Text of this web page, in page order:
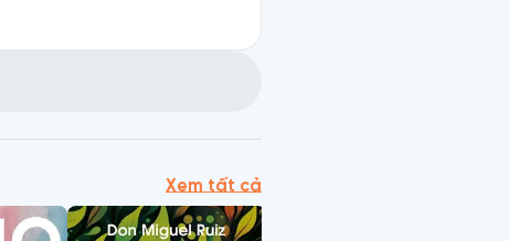
Xem tất cả